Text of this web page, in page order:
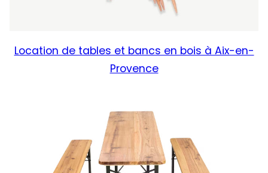
Location de tables et bancs en bois à Aix-en-
Provence